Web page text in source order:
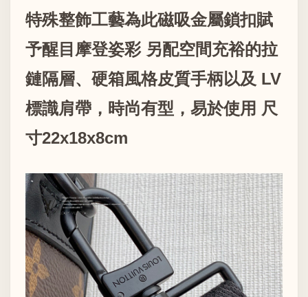
特殊整飾工藝為此磁吸金屬鎖扣賦
予醒目摩登姿彩 另配空間充裕的拉
鏈隔層、硬箱風格皮質手柄以及 LV
標識肩帶，時尚有型，易於使用 尺
寸22x18x8cm